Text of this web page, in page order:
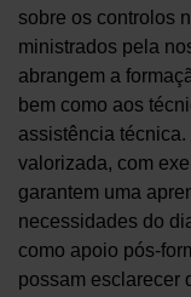
sobre os controlos
ministrados pela
abrangem a
bem como aos
assistência
valorizada, com
garantem uma
necessidades do
como apoio pós-
possam esclarecer